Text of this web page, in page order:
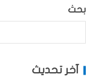
بحث
آخر تحديث